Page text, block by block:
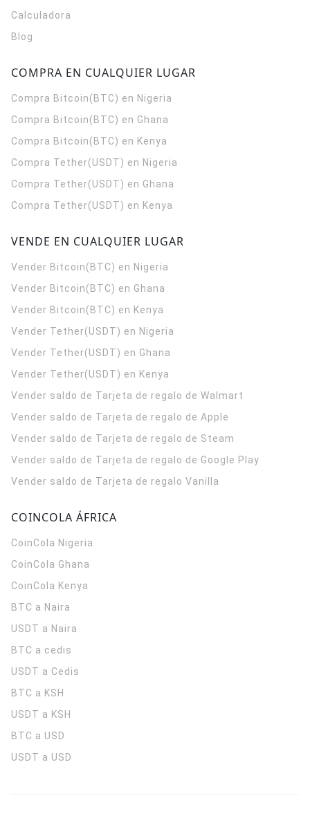
Calculadora
Blog
COMPRA EN CUALQUIER LUGAR
Compra Bitcoin(BTC) en Nigeria
Compra Bitcoin(BTC) en Ghana
Compra Bitcoin(BTC) en Kenya
Compra Tether(USDT) en Nigeria
Compra Tether(USDT) en Ghana
Compra Tether(USDT) en Kenya
VENDE EN CUALQUIER LUGAR
Vender Bitcoin(BTC) en Nigeria
Vender Bitcoin(BTC) en Ghana
Vender Bitcoin(BTC) en Kenya
Vender Tether(USDT) en Nigeria
Vender Tether(USDT) en Ghana
Vender Tether(USDT) en Kenya
Vender saldo de Tarjeta de regalo de Walmart
Vender saldo de Tarjeta de regalo de Apple
Vender saldo de Tarjeta de regalo de Steam
Vender saldo de Tarjeta de regalo de Google Play
Vender saldo de Tarjeta de regalo Vanilla
COINCOLA ÁFRICA
CoinCola Nigeria
CoinCola Ghana
CoinCola Kenya
BTC a Naira
USDT a Naira
BTC a cedis
USDT a Cedis
BTC a KSH
USDT a KSH
BTC a USD
USDT a USD